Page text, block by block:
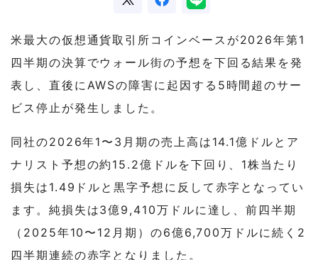
米最大の仮想通貨取引所コインベースが2026年第1
四半期の決算でウォール街の予想を下回る結果を発
表し、直後にAWSの障害に起因する5時間超のサー
ビス停止が発生しました。
同社の2026年1〜3月期の売上高は14.1億ドルとア
ナリスト予想の約15.2億ドルを下回り、1株当たり
損失は1.49ドルと黒字予想に反して赤字となってい
ます。純損失は3億9,410万ドルに達し、前四半期
（2025年10〜12月期）の6億6,700万ドルに続く2
四半期連続の赤字となりました。